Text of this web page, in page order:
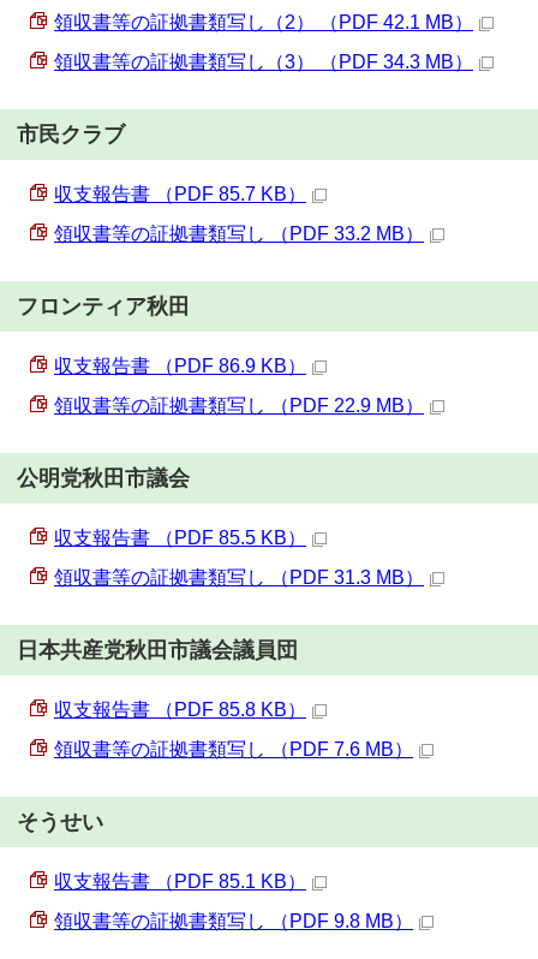
領収書等の証拠書類写し（2） （PDF 42.1 MB）
領収書等の証拠書類写し（3） （PDF 34.3 MB）
市民クラブ
収支報告書 （PDF 85.7 KB）
領収書等の証拠書類写し （PDF 33.2 MB）
フロンティア秋田
収支報告書 （PDF 86.9 KB）
領収書等の証拠書類写し （PDF 22.9 MB）
公明党秋田市議会
収支報告書 （PDF 85.5 KB）
領収書等の証拠書類写し （PDF 31.3 MB）
日本共産党秋田市議会議員団
収支報告書 （PDF 85.8 KB）
領収書等の証拠書類写し （PDF 7.6 MB）
そうせい
収支報告書 （PDF 85.1 KB）
領収書等の証拠書類写し （PDF 9.8 MB）